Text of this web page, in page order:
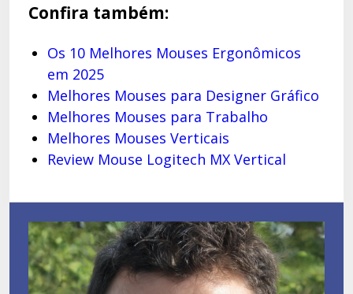
Confira também:
Os 10 Melhores Mouses Ergonômicos
em 2025
Melhores Mouses para Designer Gráfico
Melhores Mouses para Trabalho
Melhores Mouses Verticais
Review Mouse Logitech MX Vertical